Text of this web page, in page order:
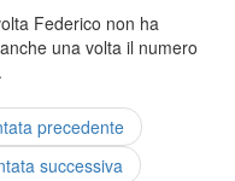
Federico non ha
una volta il numero
precedente
successiva